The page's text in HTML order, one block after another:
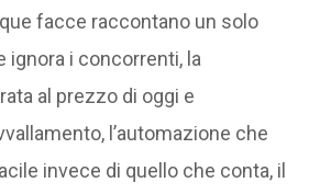
facce raccontano un solo
ignora i concorrenti, la
al prezzo di oggi e
l’automazione che
invece di quello che conta, il